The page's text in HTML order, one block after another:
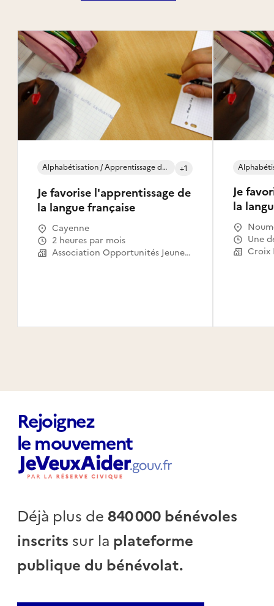
Je favorise l'apprentissage de
la langue française
Alphabétisation / Apprentissage du français (FLE) +1
Cayenne
2 heures par mois
Association Opportunités Jeunesse
Je
la
Une
Rejoignez
le mouvement
Déjà plus de840 000 bénévoles
inscrits sur la plateforme
publique du bénévolat.